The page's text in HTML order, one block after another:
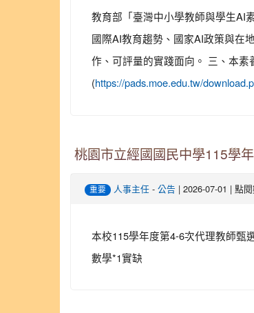
教育部「臺灣中小學教師與學生AI
國際AI教育趨勢、國家AI政策與在
作、可評量的實踐面向。 三、本
( https://pads.moe.edu.tw/
桃園市立經國國民中學115學
重要 人事主任 - 公告 | 2026-07-01 | 點
本校115學年度第4-6次代理教師甄
數學*1實缺